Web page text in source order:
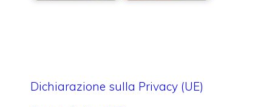
Dichiarazione sulla Privacy (UE)